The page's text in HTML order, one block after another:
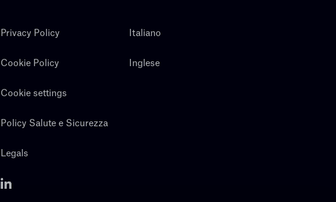
Privacy Policy
Cookie Policy
Cookie settings
Policy Salute e Sicurezza
Legals
Italiano
Inglese